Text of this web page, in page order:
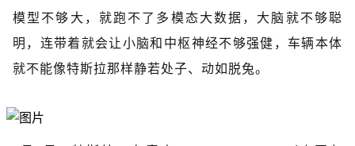
模型不够大，就跑不了多模态大数据，大脑就不够聪
明，连带着就会让小脑和中枢神经不够强健，车辆本体
就不能像特斯拉那样静若处子、动如脱兔。